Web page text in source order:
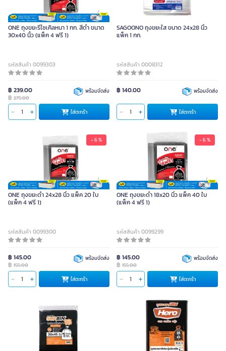
ONE ถุงขยะรีไซเคิลหนา 1 กก. สีดำ ขนาด
30x40 นิ้ว (แพ็ค 4 ฟรี 1)
รหัสสินค้า 0099303
฿ 239.00
฿ 275.00
พร้อมจัดส่ง
ใส่ตะกร้า
SAGOONO ถุงขยะใส ขนาด 24x28 นิ้ว
แพ็ค 1 กก.
รหัสสินค้า 0008312
฿ 140.00 พร้อมจัดส่ง
ใส่ตะกร้า
- 6 %
ONE ถุงขยะดำ 24x28 นิ้ว แพ็ค 20 ใบ
(แพ็ค 4 ฟรี 1)
รหัสสินค้า 0099300
฿ 145.00
฿ 155.00
พร้อมจัดส่ง
ใส่ตะกร้า
- 6 %
ONE ถุงขยะดำ 18x20 นิ้ว แพ็ค 40 ใบ
(แพ็ค 4 ฟรี 1)
รหัสสินค้า 0099299
฿ 145.00
฿ 155.00
พร้อมจัดส่ง
ใส่ตะกร้า